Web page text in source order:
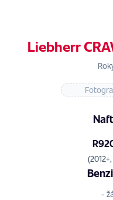
Liebherr
-